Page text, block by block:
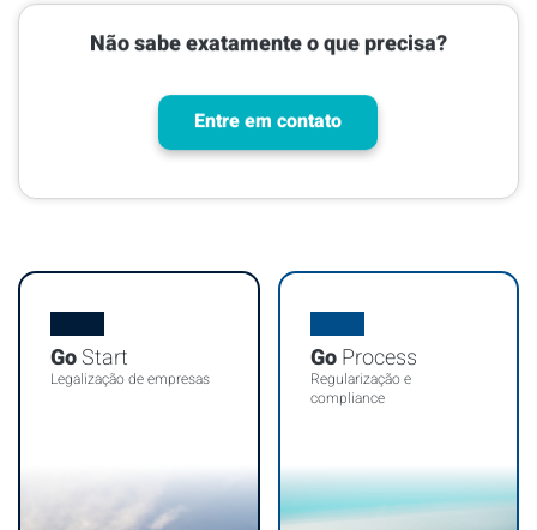
Não sabe exatamente o que precisa?
Entre em contato
GoStart
Legalização de empresas
GoProcess
Regularização e
compliance